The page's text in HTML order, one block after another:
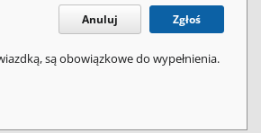
Anuluj Zgłoś
są obowiązkowe do wypełnienia.